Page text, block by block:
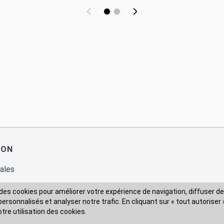
cookies pour améliorer votre expérience de navigation, diffuser
et analyser notre trafic. En cliquant sur « tout autoriser
utilisation des cookies.
données